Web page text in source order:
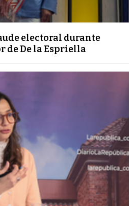
electoral durante
de De la Espriella